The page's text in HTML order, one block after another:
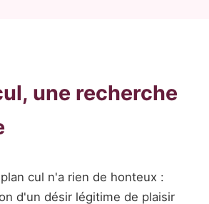
une recherche
cul n'a rien de honteux :
d'un désir légitime de plaisir